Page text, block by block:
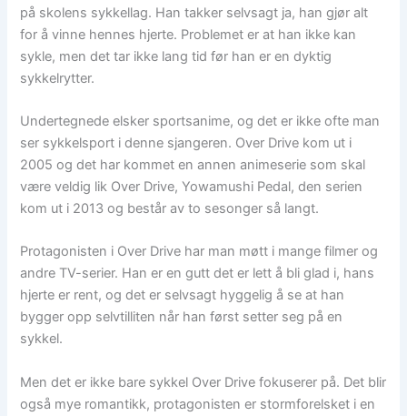
på skolens sykkellag. Han takker selvsagt ja, han gjør alt
for å vinne hennes hjerte. Problemet er at han ikke kan
sykle, men det tar ikke lang tid før han er en dyktig
sykkelrytter.
Undertegnede elsker sportsanime, og det er ikke ofte man
ser sykkelsport i denne sjangeren. Over Drive kom ut i
2005 og det har kommet en annen animeserie som skal
være veldig lik Over Drive, Yowamushi Pedal, den serien
kom ut i 2013 og består av to sesonger så langt.
Protagonisten i Over Drive har man møtt i mange filmer og
andre TV-serier. Han er en gutt det er lett å bli glad i, hans
hjerte er rent, og det er selvsagt hyggelig å se at han
bygger opp selvtilliten når han først setter seg på en
sykkel.
Men det er ikke bare sykkel Over Drive fokuserer på. Det blir
også mye romantikk, protagonisten er stormforelsket i en